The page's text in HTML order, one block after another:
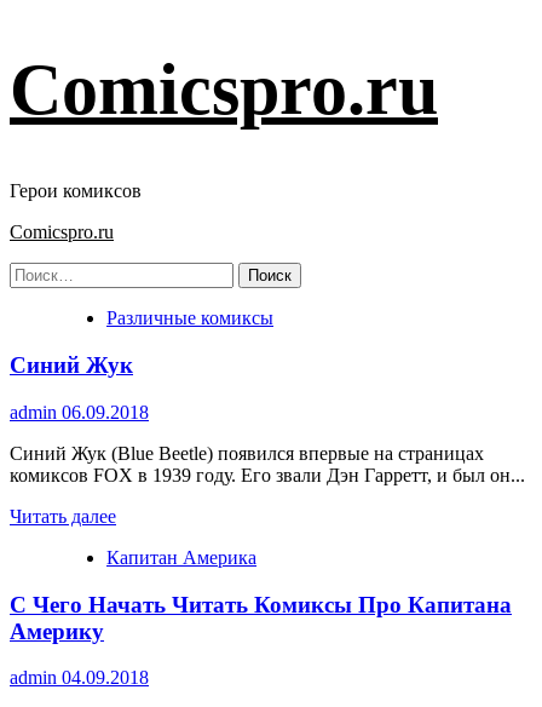
к
содержимому
Comicspro.ru
Герои комиксов
Основное
Comicspro.ru
Найти:
Различные комиксы
Синий Жук
admin 06.09.2018
Синий Жук (Blue Beetle) появился впервые на страницах
комиксов FOX в 1939 году. Его звали Дэн Гарретт, и был он...
Читать далееПрочитать
о
Жук
Капитан Америка
С Чего Начать Читать Комиксы Про Капитана
Америку
admin 04.09.2018